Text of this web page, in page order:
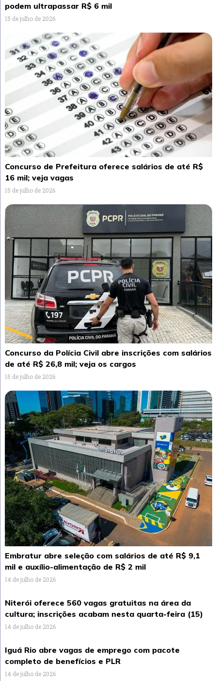
podem ultrapassar R$ 6 mil
15 de julho de 2026
Concurso de Prefeitura oferece salários de até R$
16 mil; veja vagas
15 de julho de 2026
Concurso da Polícia Civil abre inscrições com salários
de até R$ 26,8 mil; veja os cargos
15 de julho de 2026
Embratur abre seleção com salários de até R$ 9,1
mil e auxílio-alimentação de R$ 2 mil
14 de julho de 2026
Niterói oferece 560 vagas gratuitas na área da
cultura; inscrições acabam nesta quarta-feira (15)
14 de julho de 2026
Iguá Rio abre vagas de emprego com pacote
completo de benefícios e PLR
14 de julho de 2026